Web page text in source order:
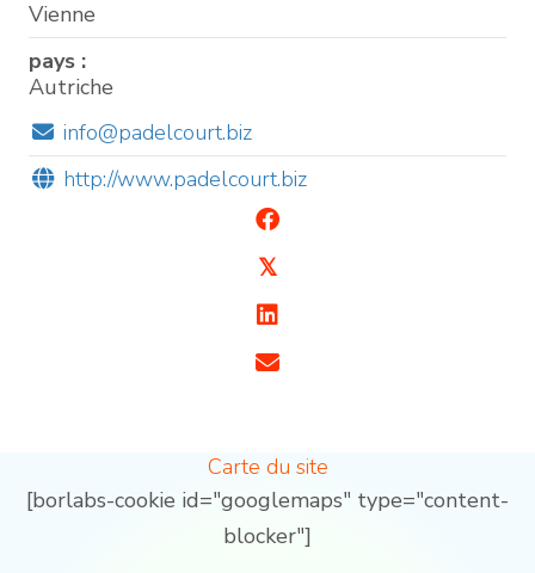
Vienne
pays :
Autriche
info@padelcourt.biz
http://www.padelcourt.biz
𝕏
Carte du site
[borlabs-cookie id="googlemaps" type="content-
blocker"]